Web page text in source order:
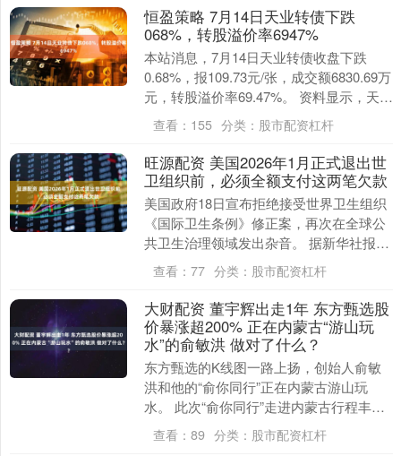
恒盈策略 7月14日天业转债下跌
068%，转股溢价率6947%
本站消息，7月14日天业转债收盘下跌
0.68%，报109.73元/张，成交额6830.69万
元，转股溢价率69.47%。 资料显示，天业
转债信用级别为“AA+”....
查看： 155 分类： 股市配资杠杆
旺源配资 美国2026年1月正式退出世
卫组织前，必须全额支付这两笔欠款
美国政府18日宣布拒绝接受世界卫生组织
《国际卫生条例》修正案，再次在全球公
共卫生治理领域发出杂音。 据新华社报
道，美国国务卿鲁比奥和卫生与公共服务
部长罗伯特·F....
查看： 77 分类： 股市配资杠杆
大财配资 董宇辉出走1年 东方甄选股
价暴涨超200% 正在内蒙古“游山玩
水”的俞敏洪 做对了什么？
东方甄选的K线图一路上扬，创始人俞敏
洪和他的“俞你同行”正在内蒙古游山玩
水。 此次“俞你同行”走进内蒙古行程丰富
且极具挑战性。俞敏洪将率领“俞你同
行”团队，从呼....
查看： 89 分类： 股市配资杠杆